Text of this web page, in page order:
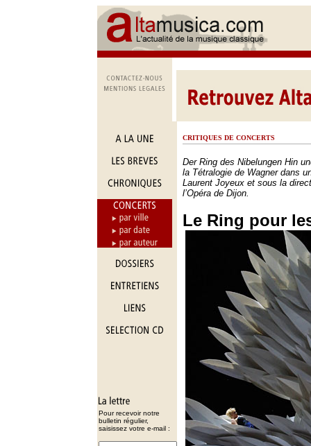
Pour recevoir notre
bulletin régulier,
saisissez votre e-mail :
CRITIQUES DE CONCERTS
Der Ring des Nibelungen Hin
la Tétralogie de Wagner dans
Laurent Joyeux et sous la
l’Opéra de Dijon.
Le Ring pour